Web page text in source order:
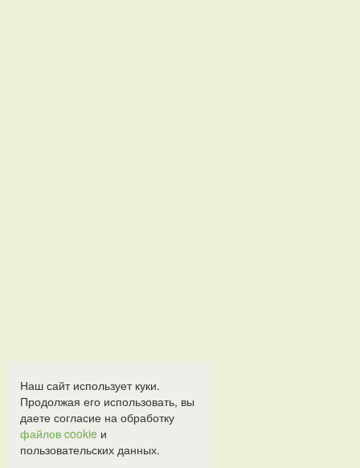
Наш сайт использует куки.
Продолжая его использовать, вы
даете согласие на обработку
файлов cookie и
пользовательских данных.